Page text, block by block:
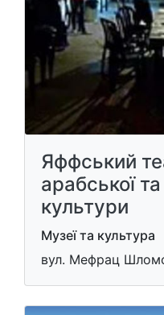
Яффський
арабської
культури
Музеї та культура
вул. Мефрац